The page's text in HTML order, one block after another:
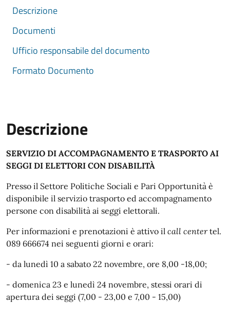
Descrizione
Documenti
Ufficio responsabile del documento
Formato Documento
Descrizione
SERVIZIO DI ACCOMPAGNAMENTO E TRASPORTO AI
SEGGI DI ELETTORI CON DISABILITÀ
Presso il Settore Politiche Sociali e Pari Opportunità è
disponibile il servizio trasporto ed accompagnamento
persone con disabilità ai seggi elettorali.
Per informazioni e prenotazioni è attivo il call centertel.
089 666674 nei seguenti giorni e orari:
- da lunedì 10 a sabato 22 novembre, ore 8,00 -18,00;
- domenica 23 e lunedì 24 novembre, stessi orari di
apertura dei seggi (7,00 - 23,00 e 7,00 - 15,00)